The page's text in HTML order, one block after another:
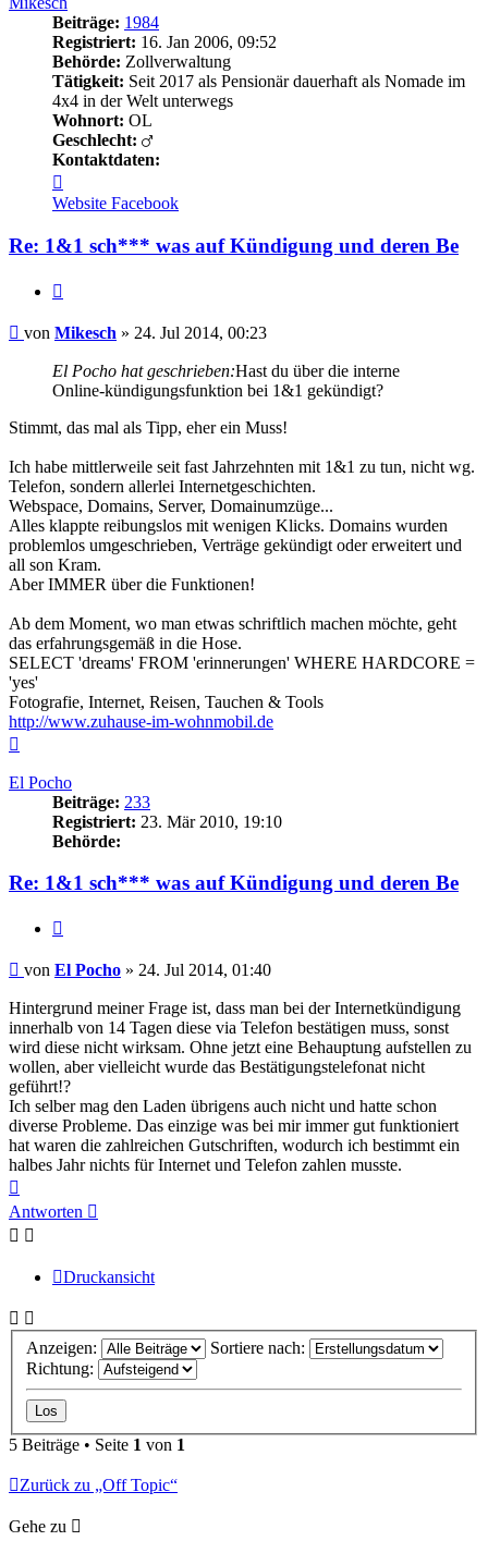
Beiträge: 1984
Registriert: 16. Jan 2006, 09:52
Behörde: Zollverwaltung
Tätigkeit: Seit 2017 als Pensionär dauerhaft als Nomade im
4x4 in der Welt unterwegs
Wohnort: OL
Geschlecht:
Kontaktdaten:
von
Mikesch
Website Facebook
Re: 1&1 sch*** was auf Kündigung und deren Be
Beitrag
von Mikesch » 24. Jul 2014, 00:23
El Pocho hat geschrieben:Hast du über die interne
Online-kündigungsfunktion bei 1&1 gekündigt?
Stimmt, das mal als Tipp, eher ein Muss!
Ich habe mittlerweile seit fast Jahrzehnten mit 1&1 zu tun, nicht wg.
Telefon, sondern allerlei Internetgeschichten.
Webspace, Domains, Server, Domainumzüge...
Alles klappte reibungslos mit wenigen Klicks. Domains wurden
problemlos umgeschrieben, Verträge gekündigt oder erweitert und
all son Kram.
Aber IMMER über die Funktionen!
Ab dem Moment, wo man etwas schriftlich machen möchte, geht
das erfahrungsgemäß in die Hose.
SELECT 'dreams' FROM 'erinnerungen' WHERE HARDCORE =
'yes'
Fotografie, Internet, Reisen, Tauchen & Tools
http://www.zuhause-im-wohnmobil.de
El Pocho
Beiträge: 233
Registriert: 23. Mär 2010, 19:10
Behörde:
Re: 1&1 sch*** was auf Kündigung und deren Be
Beitrag
von El Pocho » 24. Jul 2014, 01:40
Hintergrund meiner Frage ist, dass man bei der Internetkündigung
innerhalb von 14 Tagen diese via Telefon bestätigen muss, sonst
wird diese nicht wirksam. Ohne jetzt eine Behauptung aufstellen zu
wollen, aber vielleicht wurde das Bestätigungstelefonat nicht
geführt!?
Ich selber mag den Laden übrigens auch nicht und hatte schon
diverse Probleme. Das einzige was bei mir immer gut funktioniert
hat waren die zahlreichen Gutschriften, wodurch ich bestimmt ein
halbes Jahr nichts für Internet und Telefon zahlen musste.
oben
Antworten
Druckansicht
Anzeigen:
Sortiere nach:
Richtung:
5 Beiträge • Seite 1 von 1
Zurück zu „Off Topic“
Gehe zu